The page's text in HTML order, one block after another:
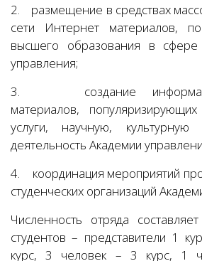
2. размещение в средствах
сети Интернет материалов,
высшего образования в сфере
управления;
3. создание
материалов,
услуги, научную,
деятельность Академии
4. координация мероприятий
студенческих организаций
Численность отряда
студентов – представители 1
курс, 3 человек – 3 курс, 1